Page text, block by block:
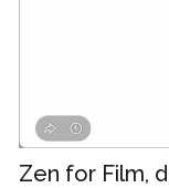
Zen for Film,